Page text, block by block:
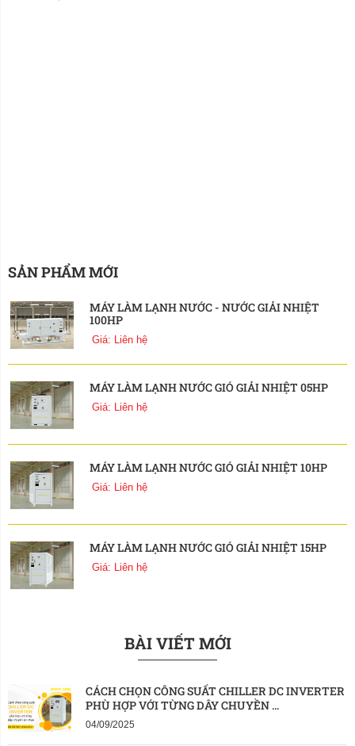
SẢN PHẨM MỚI
MÁY LÀM LẠNH NƯỚC - NƯỚC GIẢI NHIỆT
100HP
Giá: Liên hệ
MÁY LÀM LẠNH NƯỚC GIÓ GIẢI NHIỆT 05HP
Giá: Liên hệ
MÁY LÀM LẠNH NƯỚC GIÓ GIẢI NHIỆT 10HP
Giá: Liên hệ
MÁY LÀM LẠNH NƯỚC GIÓ GIẢI NHIỆT 15HP
Giá: Liên hệ
BÀI VIẾT MỚI
CÁCH CHỌN CÔNG SUẤT CHILLER DC INVERTER
PHÙ HỢP VỚI TỪNG DÂY CHUYỀN ...
04/09/2025